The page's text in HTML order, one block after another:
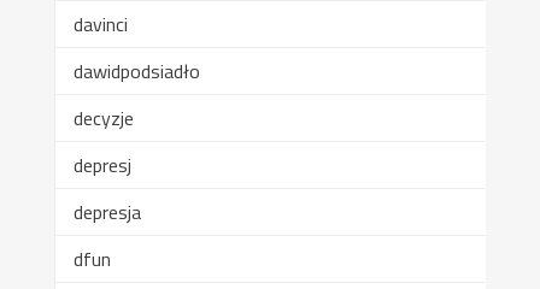
davinci
dawidpodsiadło
decyzje
depresj
depresja
dfun